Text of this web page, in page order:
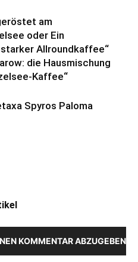
am
oder Ein
Allroundkaffee“
die Hausmischung
Kaffee“
Spyros Paloma
KOMMENTAR ABZUGEBEN